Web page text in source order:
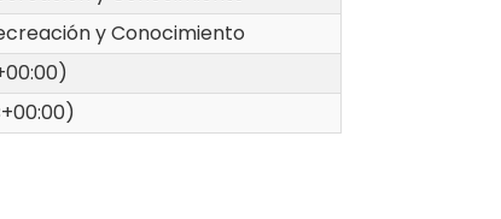
y Conocimiento